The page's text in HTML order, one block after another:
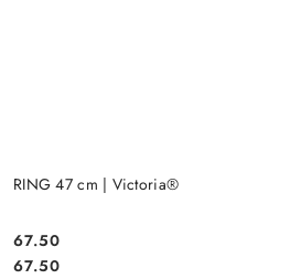
RING 47 cm | Victoria®
Cena:
67.50
Cena:
67.50